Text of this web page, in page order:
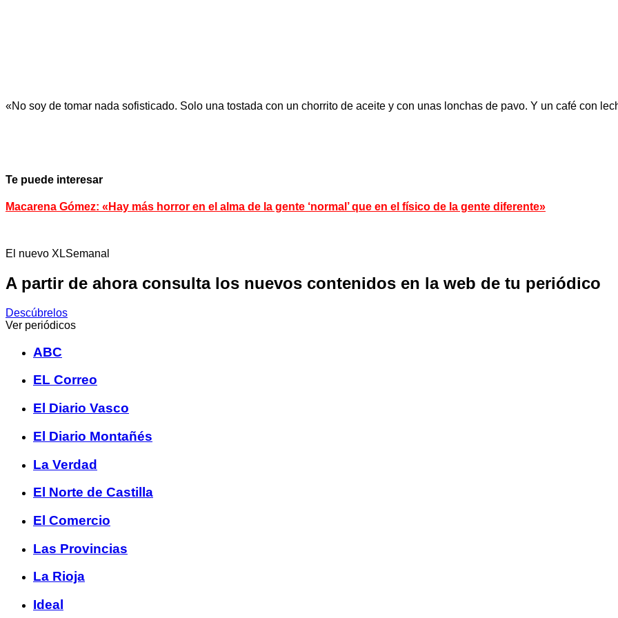
«No soy de tomar nada sofisticado. Solo una tostada con un chorrito de aceite y con unas lonchas de pavo. Y un café con
Te puede interesar
Macarena Gómez: «Hay más horror en el alma de la gente ‘normal’ que en el físico de la gente diferente»
El nuevo XLSemanal
A partir de ahora consulta los nuevos contenidos en la web de tu periódico
Descúbrelos
Ver periódicos
ABC
EL Correo
El Diario Vasco
El Diario Montañés
La Verdad
El Norte de Castilla
El Comercio
Las Provincias
La Rioja
Ideal